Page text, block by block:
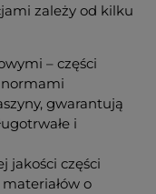
zależy od kilku
– części
gwarantują
i
jakości części
o